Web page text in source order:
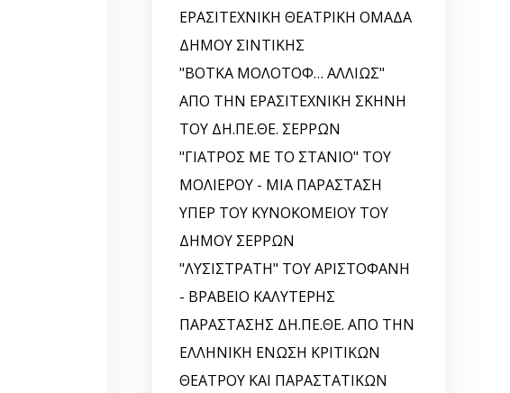
ΕΡΑΣΙΤΕΧΝΙΚΗ ΘΕΑΤΡΙΚΗ ΟΜΑΔΑ
ΔΗΜΟΥ ΣΙΝΤΙΚΗΣ
"ΒΟΤΚΑ ΜΟΛΟΤΟΦ… ΑΛΛΙΩΣ"
ΑΠΟ ΤΗΝ ΕΡΑΣΙΤΕΧΝΙΚΗ ΣΚΗΝΗ
ΤΟΥ ΔΗ.ΠΕ.ΘΕ. ΣΕΡΡΩΝ
"ΓΙΑΤΡΟΣ ΜΕ ΤΟ ΣΤΑΝΙΟ" ΤΟΥ
ΜΟΛΙΕΡΟΥ - ΜΙΑ ΠΑΡΑΣΤΑΣΗ
ΥΠΕΡ ΤΟΥ ΚΥΝΟΚΟΜΕΙΟΥ ΤΟΥ
ΔΗΜΟΥ ΣΕΡΡΩΝ
"ΛΥΣΙΣΤΡΑΤΗ" ΤΟΥ ΑΡΙΣΤΟΦΑΝΗ
- ΒΡΑΒΕΙΟ ΚΑΛΥΤΕΡΗΣ
ΠΑΡΑΣΤΑΣΗΣ ΔΗ.ΠΕ.ΘΕ. ΑΠΟ ΤΗΝ
ΕΛΛΗΝΙΚΗ EΝΩΣΗ ΚΡΙΤΙΚΩΝ
ΘΕΑΤΡΟΥ ΚΑΙ ΠΑΡΑΣΤΑΤΙΚΩΝ